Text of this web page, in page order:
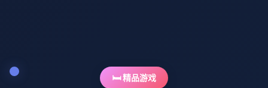
🛏️ 精品游戏